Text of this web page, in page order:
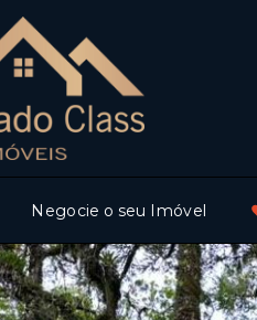
Negocie o seu Imóvel